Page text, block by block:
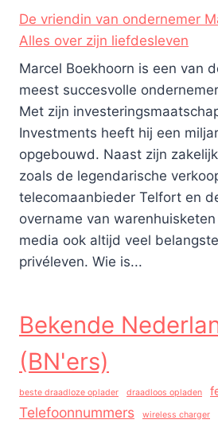
De vriendin van ondernemer
Alles over zijn liefdesleven
Marcel Boekhoorn is een van
meest succesvolle
Met zijn
Investments heeft hij een
opgebouwd. Naast zijn
zoals de legendarische
telecomaanbieder Telfort en
overname van
media ook altijd veel
privéleven. Wie is...
Bekende
(BN'ers)
beste draadloze oplader draadloos opladen
Telefoonnummers wireless charger